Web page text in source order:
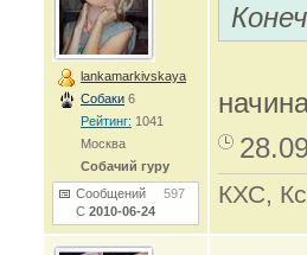
lankamarkivskaya
Собаки 6
Рейтинг: 1041
Москва
Собачий гуру
Сообщений 597
С 2010-06-24
КХС,